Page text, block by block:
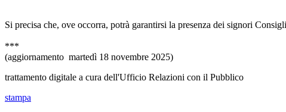
Si precisa che, ove occorra, potrà garantirsi la presenza dei signori
***
(aggiornamento martedì 18 novembre 2025)
trattamento digitale a cura dell'Ufficio Relazioni con il Pubblico
stampa